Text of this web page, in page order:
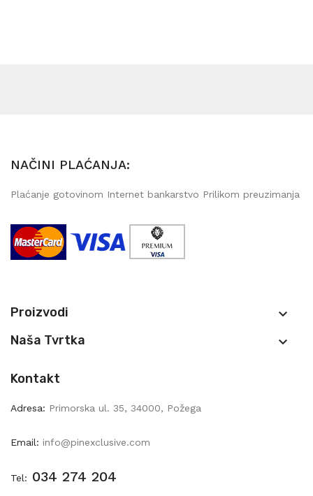
NAČINI PLAĆANJA:
Plaćanje gotovinom Internet bankarstvo Prilikom preuzimanja
Proizvodi 
Naša Tvrtka 
Kontakt
Adresa: Primorska ul. 35, 34000, Požega
Email: info@pinexclusive.com
Tel: 034 274 204